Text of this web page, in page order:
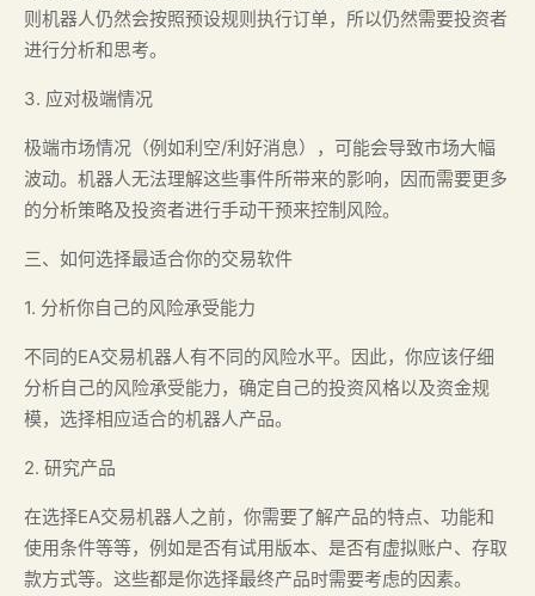
则机器人仍然会按照预设规则执行订单，所以仍然需要投资者
进行分析和思考。
3. 应对极端情况
极端市场情况（例如利空/利好消息），可能会导致市场大幅
波动。机器人无法理解这些事件所带来的影响，因而需要更多
的分析策略及投资者进行手动干预来控制风险。
三、如何选择最适合你的交易软件
1. 分析你自己的风险承受能力
不同的EA交易机器人有不同的风险水平。因此，你应该仔细
分析自己的风险承受能力，确定自己的投资风格以及资金规
模，选择相应适合的机器人产品。
2. 研究产品
在选择EA交易机器人之前，你需要了解产品的特点、功能和
使用条件等等，例如是否有试用版本、是否有虚拟账户、存取
款方式等。这些都是你选择最终产品时需要考虑的因素。